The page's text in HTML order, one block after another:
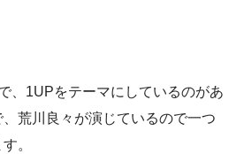
、1UPをテーマにしているのがあ
荒川良々が演じているので一つ
。